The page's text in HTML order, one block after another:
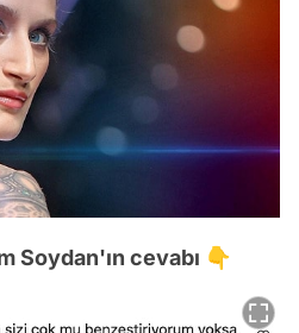
Soydan'ın cevabı 👇